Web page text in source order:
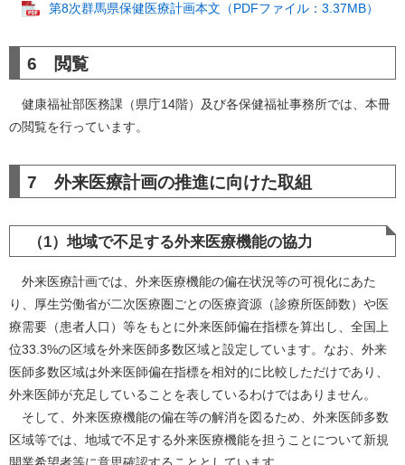
第8次群⾺県保健医療計画本文（PDFファイル：3.37MB）
6 閲覧
健康福祉部医務課（県庁14階）及び各保健福祉事務所では、本冊
の閲覧を行っています。
7 外来医療計画の推進に向けた取組
（1）地域で不足する外来医療機能の協力
外来医療計画では、外来医療機能の偏在状況等の可視化にあた
り、厚生労働省が二次医療圏ごとの医療資源（診療所医師数）や医
療需要（患者人口）等をもとに外来医師偏在指標を算出し、全国上
位33.3%の区域を外来医師多数区域と設定しています。なお、外来
医師多数区域は外来医師偏在指標を相対的に比較しただけであり、
外来医師が充足していることを表しているわけではありません。
そして、外来医療機能の偏在等の解消を図るため、外来医師多数
区域等では、地域で不足する外来医療機能を担うことについて新規